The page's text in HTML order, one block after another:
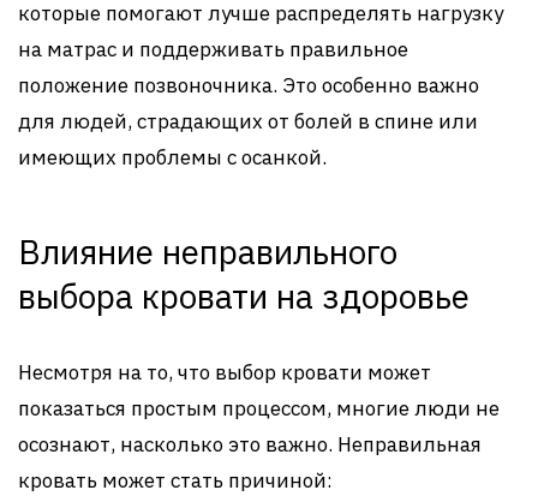
которые помогают лучше распределять нагрузку
на матрас и поддерживать правильное
положение позвоночника. Это особенно важно
для людей, страдающих от болей в спине или
имеющих проблемы с осанкой.
Влияние неправильного
выбора кровати на здоровье
Несмотря на то, что выбор кровати может
показаться простым процессом, многие люди не
осознают, насколько это важно. Неправильная
кровать может стать причиной: